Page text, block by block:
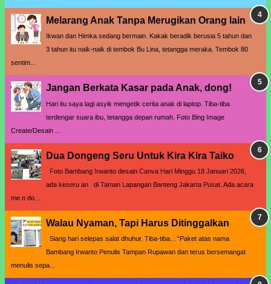
Melarang Anak Tanpa Merugikan Orang lain
Ikwan dan Himka sedang bermain. Kakak beradik berusia 5 tahun dan
3 tahun itu naik-naik di tembok Bu Lina, tetangga meraka. Tembok 80
sentim...
Jangan Berkata Kasar pada Anak, dong!
Hari itu saya lagi asyik mengetik cerita anak di laptop. Tiba-tiba
terdengar suara ibu, tetangga depan rumah. Foto Bing Image
Create/Desain ...
Dua Dongeng Seru Untuk Kira Kira Taiko
Foto Bambang Irwanto desain Canva Hari Minggu 18 Januari 2026,
ada keseru an di Taman Lapangan Banteng Jakarta Pusat. Ada acara
me n do...
Walau Nyaman, Tapi Harus Ditinggalkan
Siang hari selepas salat dhuhur. Tiba-tiba... “Paket atas nama
Bambang Irwanto Penulis Tampan Rupawan dan terus bersemangat
menulis sepa...